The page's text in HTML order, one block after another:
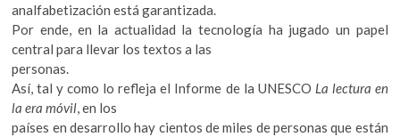
analfabetización está garantizada.
Por ende, en la actualidad la tecnología ha jugado un papel
central para llevar los textos a las
personas.
Así, tal y como lo refleja el Informe de la UNESCO La lectura en
la era móvil, en los
países en desarrollo hay cientos de miles de personas que están